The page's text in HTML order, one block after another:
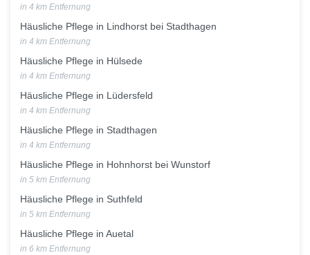
in 4 km Entfernung
Häusliche Pflege in Lindhorst bei Stadthagen
in 4 km Entfernung
Häusliche Pflege in Hülsede
in 4 km Entfernung
Häusliche Pflege in Lüdersfeld
in 4 km Entfernung
Häusliche Pflege in Stadthagen
in 4 km Entfernung
Häusliche Pflege in Hohnhorst bei Wunstorf
in 5 km Entfernung
Häusliche Pflege in Suthfeld
in 5 km Entfernung
Häusliche Pflege in Auetal
in 6 km Entfernung